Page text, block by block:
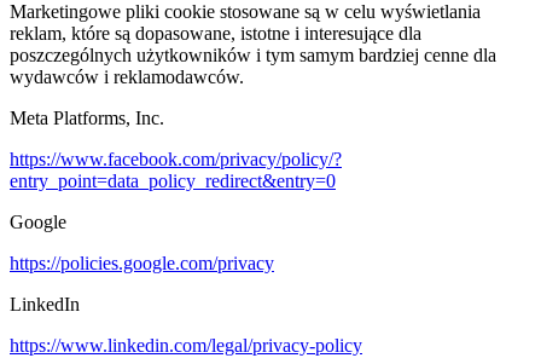
Marketingowe pliki cookie stosowane są w celu wyświetlania
reklam, które są dopasowane, istotne i interesujące dla
poszczególnych użytkowników i tym samym bardziej cenne dla
wydawców i reklamodawców.
Meta Platforms, Inc.
https://www.facebook.com/privacy/policy/?
entry_point=data_policy_redirect&entry=0
Google
https://policies.google.com/privacy
LinkedIn
https://www.linkedin.com/legal/privacy-policy